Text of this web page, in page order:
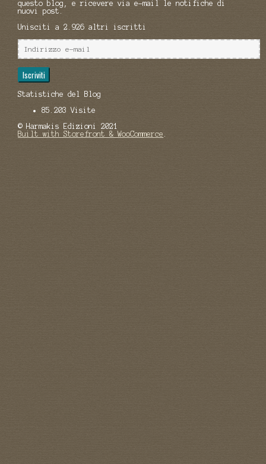
questo blog, e ricevere via e-mail le notifiche di
nuovi post.
Unisciti a 2.926 altri iscritti
Indirizzo
e-
mail
Iscriviti
Statistiche del Blog
85.203 Visite
© Harmakis Edizioni 2021
Built with Storefront & WooCommerce